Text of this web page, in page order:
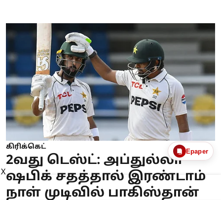
கிரிக்கெட்
2வது டெஸ்ட்: அப்துல்லா
ஷபிக் சதத்தால் இரண்டாம்
நாள் முடிவில் பாகிஸ்தான்
Epaper
X